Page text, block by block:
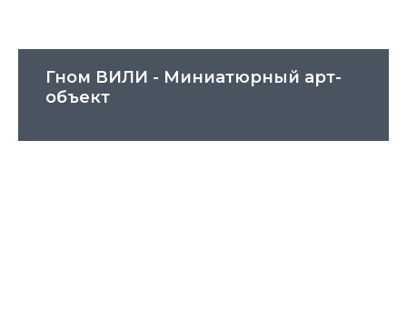
Гном ВИЛИ - Миниатюрный арт-
объект